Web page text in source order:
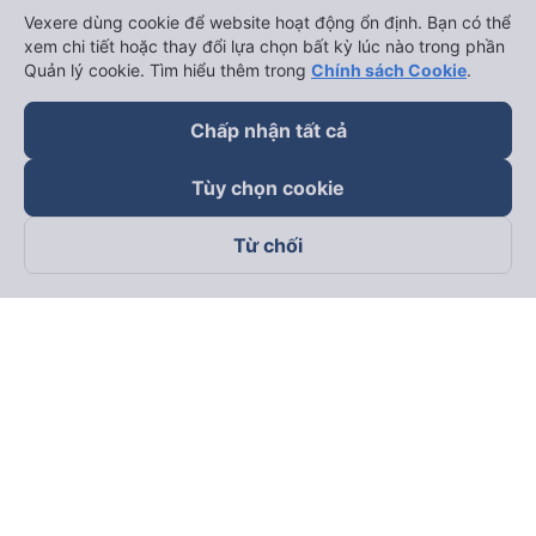
Vexere dùng cookie để website hoạt động ổn định. Bạn có thể
xem chi tiết hoặc thay đổi lựa chọn bất kỳ lúc nào trong phần
Quản lý cookie. Tìm hiểu thêm trong Chính sách Cookie.
Chấp nhận tất cả
Tùy chọn cookie
Từ chối